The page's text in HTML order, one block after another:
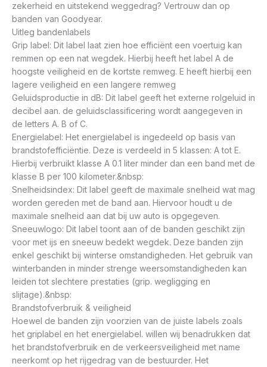
zekerheid en uitstekend weggedrag? Vertrouw dan op
banden van Goodyear.
Uitleg bandenlabels
Grip label: Dit label laat zien hoe efficiënt een voertuig kan
remmen op een nat wegdek. Hierbij heeft het label A de
hoogste veiligheid en de kortste remweg. E heeft hierbij een
lagere veiligheid en een langere remweg
Geluidsproductie in dB: Dit label geeft het externe rolgeluid in
decibel aan. de geluidsclassificering wordt aangegeven in
de letters A. B of C.
Energielabel: Het energielabel is ingedeeld op basis van
brandstofefficiëntie. Deze is verdeeld in 5 klassen: A tot E.
Hierbij verbruikt klasse A 0.1 liter minder dan een band met de
klasse B per 100 kilometer.&nbsp:
Snelheidsindex: Dit label geeft de maximale snelheid wat mag
worden gereden met de band aan. Hiervoor houdt u de
maximale snelheid aan dat bij uw auto is opgegeven.
Sneeuwlogo: Dit label toont aan of de banden geschikt zijn
voor met ijs en sneeuw bedekt wegdek. Deze banden zijn
enkel geschikt bij winterse omstandigheden. Het gebruik van
winterbanden in minder strenge weersomstandigheden kan
leiden tot slechtere prestaties (grip. wegligging en
slijtage).&nbsp:
Brandstofverbruik & veiligheid
Hoewel de banden zijn voorzien van de juiste labels zoals
het griplabel en het energielabel. willen wij benadrukken dat
het brandstofverbruik en de verkeersveiligheid met name
neerkomt op het rijgedrag van de bestuurder. Het